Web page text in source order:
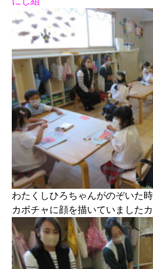
わたくしひろちゃんがのぞいた時
カボチャに顔を描いていました